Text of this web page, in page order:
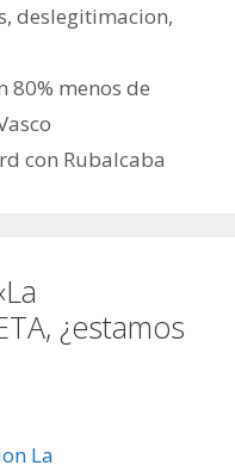
,deslegitimacion,
80% menos de
con Rubalcaba
¿estamos
La